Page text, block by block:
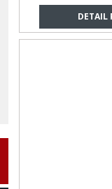
DETAIL